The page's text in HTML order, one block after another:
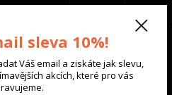
Menu
sleva 10%!
Váš email a ziskáte jak slevu,
akcích, které pro vás